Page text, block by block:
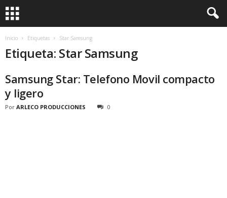
Inicio Etiquetas Star Samsung
Etiqueta: Star Samsung
Samsung Star: Telefono Movil compacto
y ligero
Por ARLECO PRODUCCIONES 0